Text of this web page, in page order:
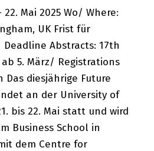
Mai 2025 Wo/ Where:
UK Frist für
Deadline Abstracts: 17th
5. März/ Registrations
diesjährige Future
an der University of
bis 22. Mai statt und wird
Business School in
dem Centre for